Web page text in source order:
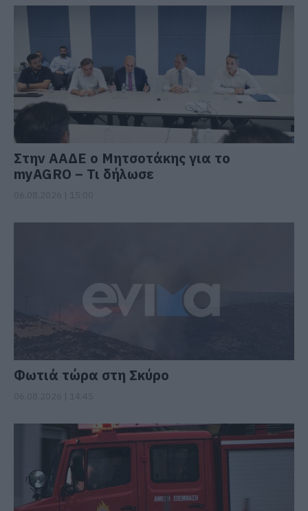
Στην ΑΑΔΕ ο Μητσοτάκης για το
myAGRO – Τι δήλωσε
Φωτιά τώρα στη Σκύρο